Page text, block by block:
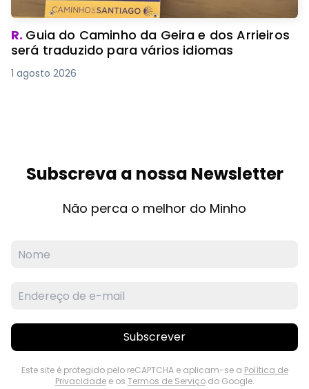
R. Guia do Caminho da Geira e dos Arrieiros
será traduzido para vários idiomas
1 agosto 2026
Subscreva a nossa Newsletter
Não perca o melhor do Minho
Subscrever
Este site é protegido pelo reCAPTCHA e aplicam-se a Política de
Privacidadee os Termos de Serviçodo Google.